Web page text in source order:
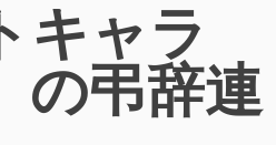
キャラ
の弔辞連